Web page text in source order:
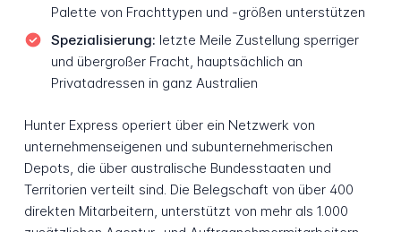
Palette von Frachttypen und -größen unterstützen
Spezialisierung: letzte Meile Zustellung sperriger
und übergroßer Fracht, hauptsächlich an
Privatadressen in ganz Australien
Hunter Express operiert über ein Netzwerk von
unternehmenseigenen und subunternehmerischen
Depots, die über australische Bundesstaaten und
Territorien verteilt sind. Die Belegschaft von über 400
direkten Mitarbeitern, unterstützt von mehr als 1.000